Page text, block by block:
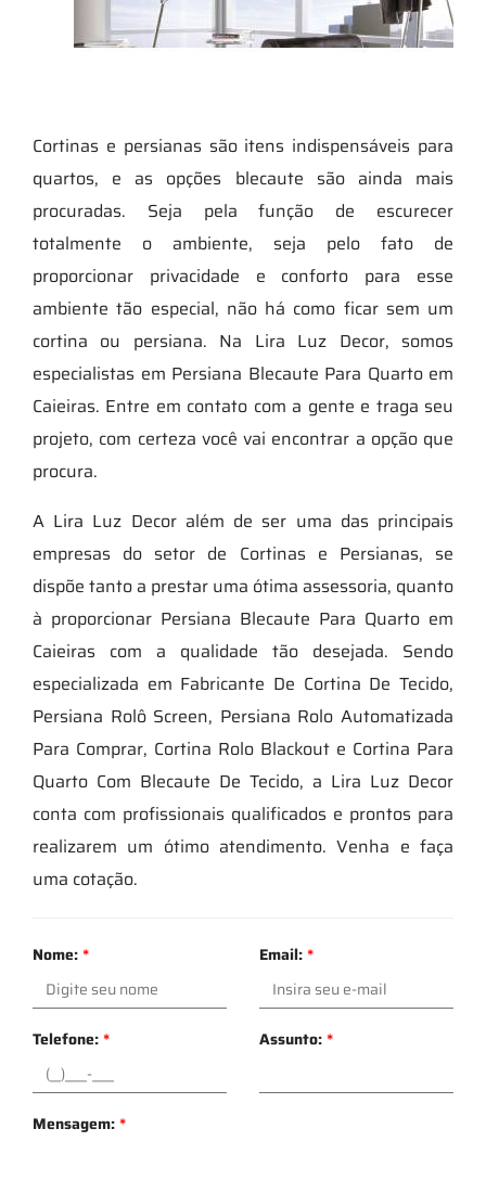
Cortinas e persianas são itens indispensáveis para
quartos, e as opções blecaute são ainda mais
procuradas. Seja pela função de escurecer
totalmente o ambiente, seja pelo fato de
proporcionar privacidade e conforto para esse
ambiente tão especial, não há como ficar sem um
cortina ou persiana. Na Lira Luz Decor, somos
especialistas em Persiana Blecaute Para Quarto em
Caieiras. Entre em contato com a gente e traga seu
projeto, com certeza você vai encontrar a opção que
procura.
A Lira Luz Decor além de ser uma das principais
empresas do setor de Cortinas e Persianas, se
dispõe tanto a prestar uma ótima assessoria, quanto
à proporcionar Persiana Blecaute Para Quarto em
Caieiras com a qualidade tão desejada. Sendo
especializada em Fabricante De Cortina De Tecido,
Persiana Rolô Screen, Persiana Rolo Automatizada
Para Comprar, Cortina Rolo Blackout e Cortina Para
Quarto Com Blecaute De Tecido, a Lira Luz Decor
conta com profissionais qualificados e prontos para
realizarem um ótimo atendimento. Venha e faça
uma cotação.
Nome:* Email:*
Telefone:* Assunto:*
Mensagem:*